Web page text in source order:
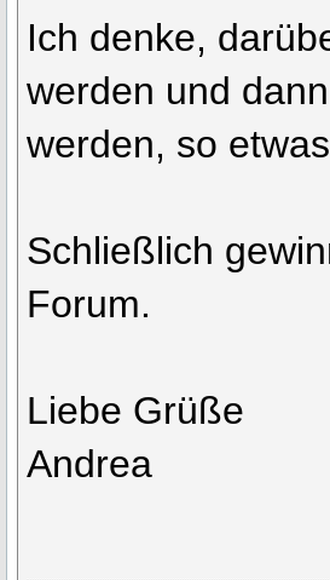
Ich denke,
werden und
werden, so
Schließlich
Forum.
Liebe Grüße
Andrea